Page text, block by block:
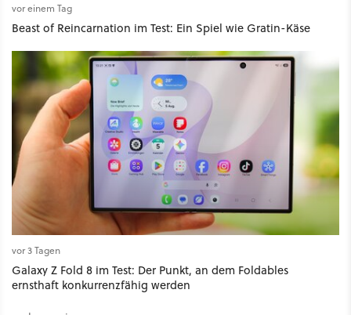
vor einem Tag
Beast of Reincarnation im Test: Ein Spiel wie Gratin-Käse
vor 3 Tagen
Galaxy Z Fold 8 im Test: Der Punkt, an dem Foldables
ernsthaft konkurrenzfähig werden